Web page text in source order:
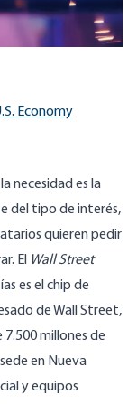
Economy
necesidad es la
del tipo de interés,
quieren pedir
El
Wall Street
es el chip de
de Wall Street,
7.500 millones de
en Nueva
y equipos